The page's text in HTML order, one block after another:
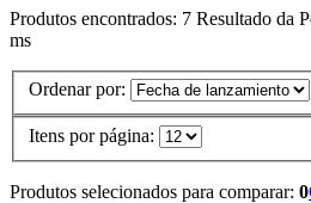
Produtos encontrados: 7 Resultado da
ms
Ordenar por:
Itens por página:
Produtos selecionados para comparar: 0